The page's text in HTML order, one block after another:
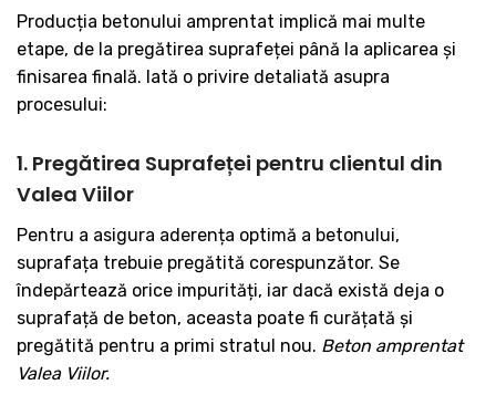
Producția betonului amprentat implică mai multe
etape, de la pregătirea suprafeței până la aplicarea și
finisarea finală. Iată o privire detaliată asupra
procesului:
1. Pregătirea Suprafeței pentru clientul din
Valea Viilor
Pentru a asigura aderența optimă a betonului,
suprafața trebuie pregătită corespunzător. Se
îndepărtează orice impurități, iar dacă există deja o
suprafață de beton, aceasta poate fi curățată și
pregătită pentru a primi stratul nou. Beton amprentat
Valea Viilor.